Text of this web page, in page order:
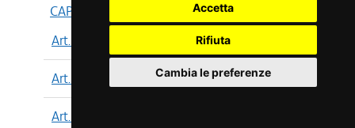
Accetta
Rifiuta
Cambia le preferenze
CAPO II
Art. 200
Art. 201
Art. 202